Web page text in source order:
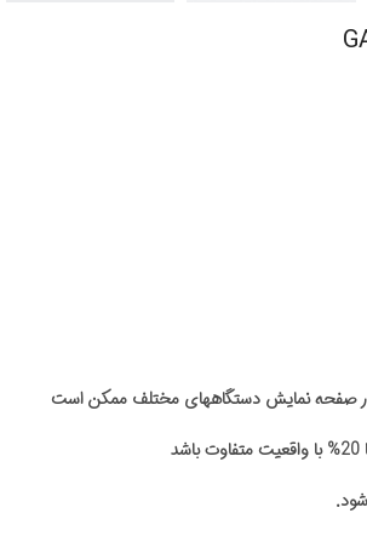
در صفحه نمایش دستگاههای مختلف ممکن است